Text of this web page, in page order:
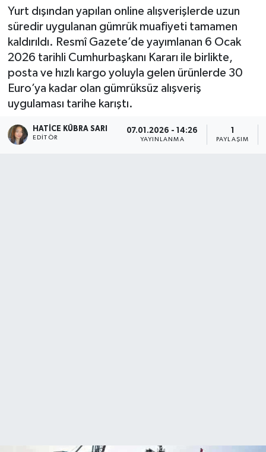
Yurt dışından yapılan online alışverişlerde uzun
süredir uygulanan gümrük muafiyeti tamamen
kaldırıldı. Resmî Gazete’de yayımlanan 6 Ocak
2026 tarihli Cumhurbaşkanı Kararı ile birlikte,
posta ve hızlı kargo yoluyla gelen ürünlerde 30
Euro’ya kadar olan gümrüksüz alışveriş
uygulaması tarihe karıştı.
HATICE KÜBRA SARI
EDITÖR
07.01.2026 - 14:26
YAYINLANMA
1
PAYLAŞIM